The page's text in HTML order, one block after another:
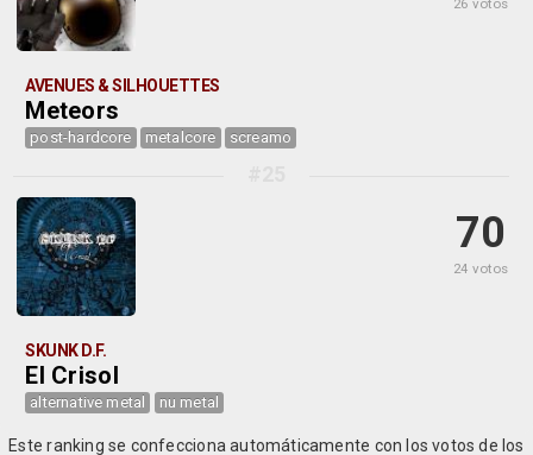
26 votos
AVENUES & SILHOUETTES
Meteors
post-hardcore metalcore screamo
70
24 votos
SKUNK D.F.
El Crisol
alternative metal nu metal
Este ranking se confecciona automáticamente con los votos de los